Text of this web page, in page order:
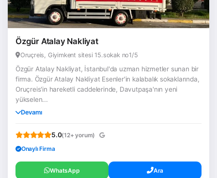
Özgür Atalay Nakliyat
Oruçreis, Giyimkent sitesi 15.sokak no1/5
Özgür Atalay Nakliyat, İstanbul'da uzman hizmetler sunan bir
firma. Özgür Atalay Nakliyat Esenler'in kalabalık sokaklarında,
Oruçreis'in hareketli caddelerinde, Davutpaşa'nın yeni
yükselen...
Devamı
5.0(12+ yorum)
Onaylı Firma
WhatsApp Ara